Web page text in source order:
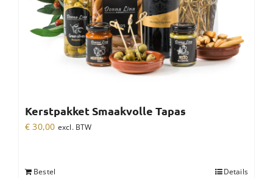
Kerstpakket Smaakvolle Tapas
€ 30,00 excl. BTW
Bestel Details